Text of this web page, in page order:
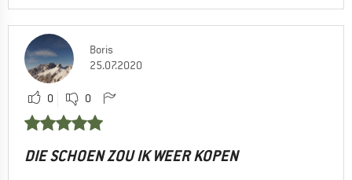
Boris
25.07.2020
0 0
DIE SCHOEN ZOU IK WEER KOPEN